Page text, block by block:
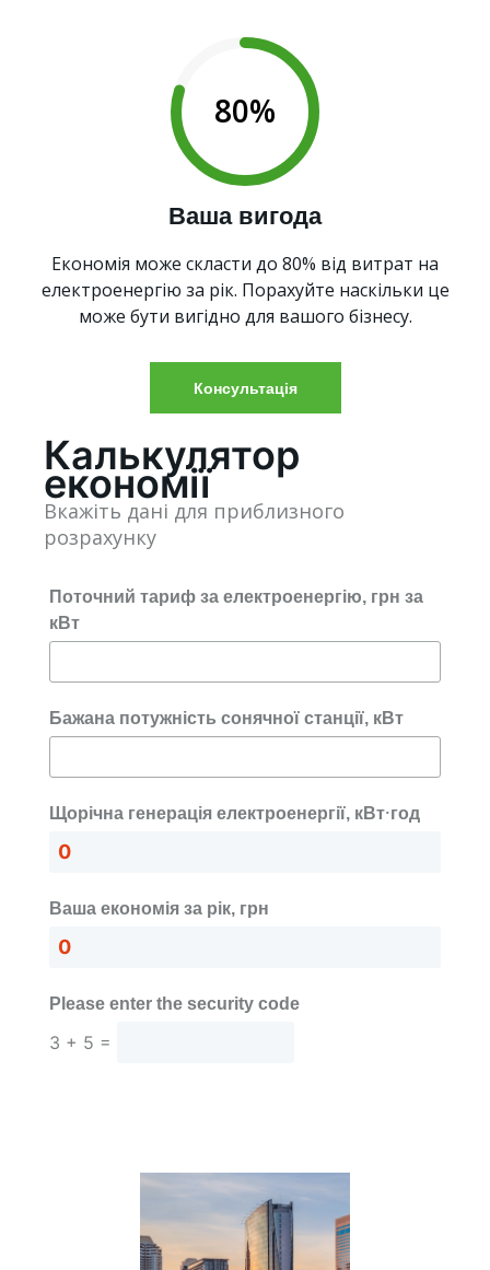
80%
Ваша вигода
Економія може скласти до 80% від витрат на
електроенергію за рік. Порахуйте наскільки це
може бути вигідно для вашого бізнесу.
Консультація
Калькулятор
економії
Вкажіть дані для приблизного
розрахунку
Поточний тариф за електроенергію, грн за
кВт
Бажана потужність сонячної станції, кВт
Щорічна генерація електроенергії, кВт·год
Ваша економія за рік, грн
Please enter the security code
3 + 5 =